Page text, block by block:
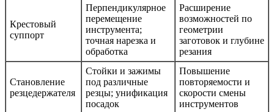
Крестовый
суппорт
Перпендикулярное
перемещение
инструмента;
точная нарезка и
обработка
Расширение
возможностей по
геометрии
заготовок и глубине
резания
Становление
резцедержателя
Стойки и зажимы
под различные
резцы; унификация
посадок
Повышение
повторяемости и
скорости смены
инструментов